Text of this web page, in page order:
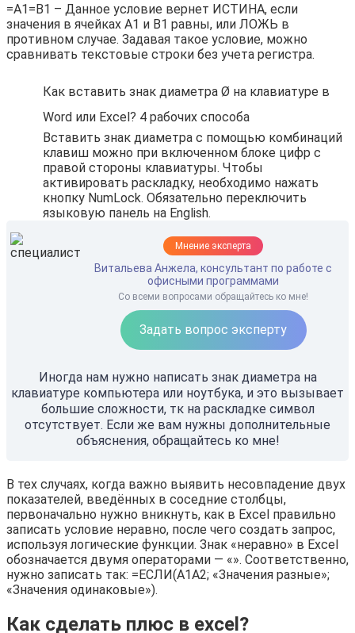
=A1=B1 – Данное условие вернет ИСТИНА, если
значения в ячейках A1 и B1 равны, или ЛОЖЬ в
противном случае. Задавая такое условие, можно
сравнивать текстовые строки без учета регистра.
Как вставить знак диаметра Ø на клавиатуре в
Word или Excel? 4 рабочих способа
Вставить знак диаметра с помощью комбинаций
клавиш можно при включенном блоке цифр с
правой стороны клавиатуры. Чтобы
активировать раскладку, необходимо нажать
кнопку NumLock. Обязательно переключить
языковую панель на English.
Мнение эксперта
Витальева Анжела, консультант по работе с
офисными программами
Со всеми вопросами обращайтесь ко мне!
Задать вопрос эксперту
Иногда нам нужно написать знак диаметра на
клавиатуре компьютера или ноутбука, и это вызывает
большие сложности, тк на раскладке символ
отсутствует. Если же вам нужны дополнительные
объяснения, обращайтесь ко мне!
В тех случаях, когда важно выявить несовпадение двух
показателей, введённых в соседние столбцы,
первоначально нужно вникнуть, как в Excel правильно
записать условие неравно, после чего создать запрос,
используя логические функции. Знак «неравно» в Excel
обозначается двумя операторами — «». Соответственно,
нужно записать так: =ЕСЛИ(А1А2; «Значения разные»;
«Значения одинаковые»).
Как сделать плюс в excel?